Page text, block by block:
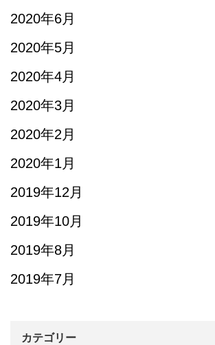
2020年6月
2020年5月
2020年4月
2020年3月
2020年2月
2020年1月
2019年12月
2019年10月
2019年8月
2019年7月
カテゴリー